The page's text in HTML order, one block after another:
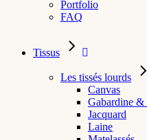
Portfolio
FAQ
Tissus
Les tissés lourds
Canvas
Gabardine
Jacquard
Laine